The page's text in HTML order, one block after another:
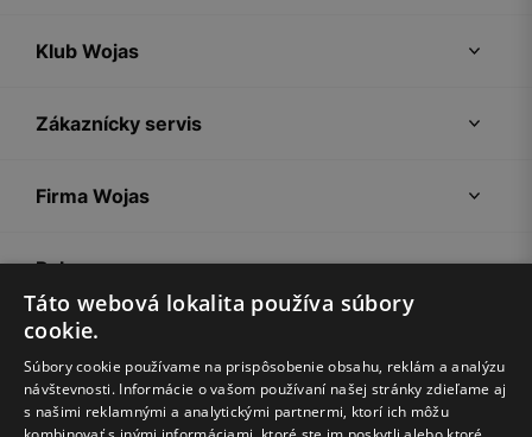
Klub Wojas
Zákaznícky servis
Firma Wojas
Pokyny
Táto webová lokalita používa súbory
cookie.
Súbory cookie používame na prispôsobenie obsahu, reklám a analýzu
návštevnosti. Informácie o vašom používaní našej stránky zdieľame aj
s našimi reklamnými a analytickými partnermi, ktorí ich môžu